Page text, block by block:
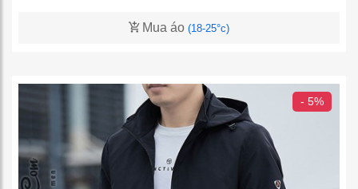
Mua áo (18-25°c)
- 5%